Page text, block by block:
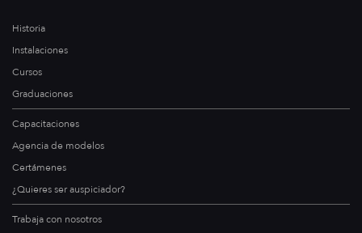
Historia
Instalaciones
Cursos
Graduaciones
Capacitaciones
Agencia de modelos
Certámenes
¿Quieres ser auspiciador?
Trabaja con nosotros